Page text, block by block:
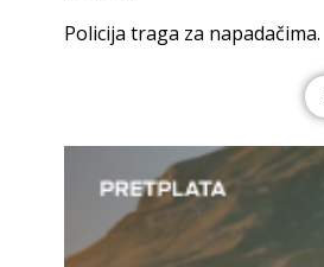
Policija traga za napadačima.